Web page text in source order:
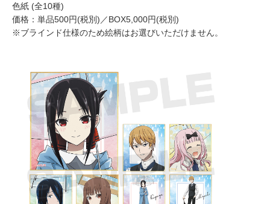
色紙 (全10種)
価格：単品500円(税別)／BOX5,000円(税別)
※ブラインド仕様のため絵柄はお選びいただけません。